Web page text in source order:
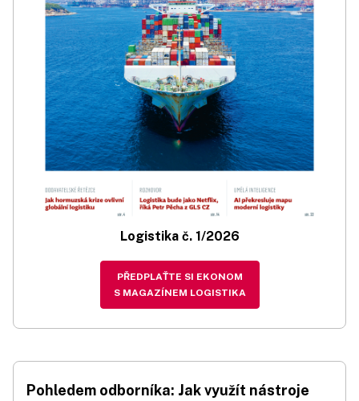
Logistika č. 1/2026
PŘEDPLAŤTE SI EKONOM
S MAGAZÍNEM LOGISTIKA
Pohledem odborníka: Jak využít nástroje